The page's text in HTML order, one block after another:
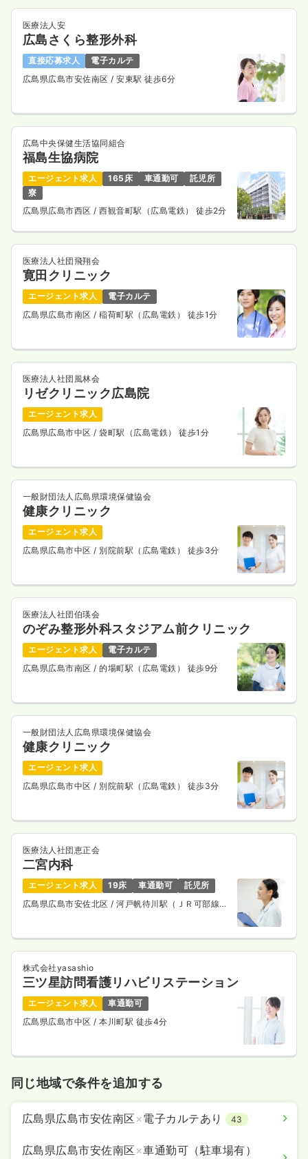
医療法人安
広島さくら整形外科
直接応募求人
電子カルテ
広島県広島市安佐南区 / 安東駅 徒歩6分
広島中央保健生活協同組合
福島生協病院
エージェント求人 165床 車通勤可
託児所
寮
広島県広島市西区/ 西観音町駅（広島電鉄） 徒歩2分
医療法人社団飛翔会
寛田クリニック
エージェント求人
電子カルテ
広島県広島市南区 / 稲荷町駅（広島電鉄） 徒歩1分
医療法人社団風林会
リゼクリニック広島院
エージェント求人
広島県広島市中区 / 袋町駅（広島電鉄） 徒歩1分
一般財団法人広島県環境保健協会
健康クリニック
エージェント求人
広島県広島市中区 / 別院前駅（広島電鉄） 徒歩3分
医療法人社団伯瑛会
のぞみ整形外科スタジアム前クリニック
エージェント求人
電子カルテ
広島県広島市南区 / 的場町駅（広島電鉄） 徒歩9分
一般財団法人広島県環境保健協会
健康クリニック
エージェント求人
広島県広島市中区 / 別院前駅（広島電鉄） 徒歩3分
医療法人社団恵正会
二宮内科
エージェント求人 19床 車通勤可
託児所
広島県広島市安佐北区 / 河戸帆待川駅（ＪＲ可部線）
株式会社yasashio
三ツ星訪問看護リハビリステーション
エージェント求人
車通勤可
広島県広島市中区 / 本川町駅 徒歩4分
同じ地域で条件を追加する
広島県広島市安佐南区 ×電子カルテあり 43
広島県広島市安佐南区 ×車通勤可（駐車場有）